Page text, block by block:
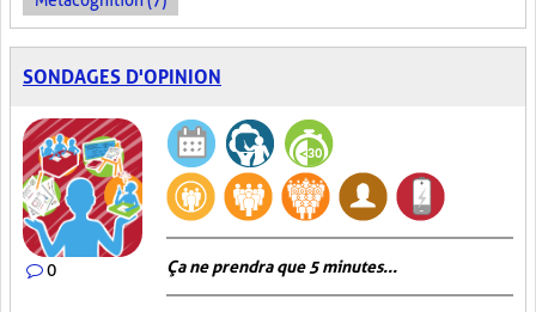
SONDAGES D'OPINION
0 Ça ne prendra que 5 minutes...